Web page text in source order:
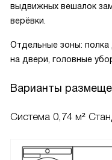
выдвижных вешалок
верёвки.
Отдельные зоны: полка
на двери, головные
Варианты
Система 0,74 м²